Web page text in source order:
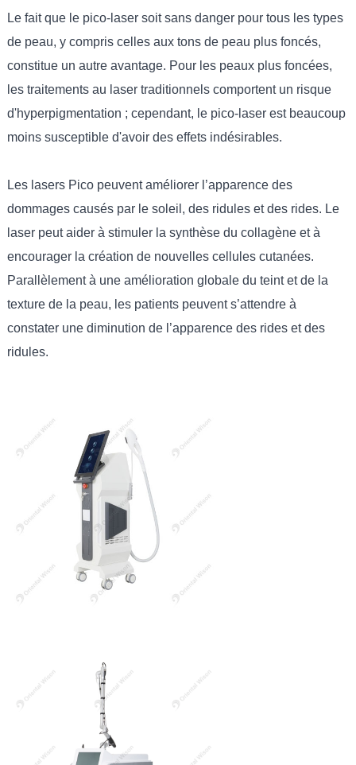
Le fait que le pico-laser soit sans danger pour tous les types
de peau, y compris celles aux tons de peau plus foncés,
constitue un autre avantage. Pour les peaux plus foncées,
les traitements au laser traditionnels comportent un risque
d'hyperpigmentation ; cependant, le pico-laser est beaucoup
moins susceptible d'avoir des effets indésirables.
Les lasers Pico peuvent améliorer l’apparence des
dommages causés par le soleil, des ridules et des rides. Le
laser peut aider à stimuler la synthèse du collagène et à
encourager la création de nouvelles cellules cutanées.
Parallèlement à une amélioration globale du teint et de la
texture de la peau, les patients peuvent s’attendre à
constater une diminution de l’apparence des rides et des
ridules.